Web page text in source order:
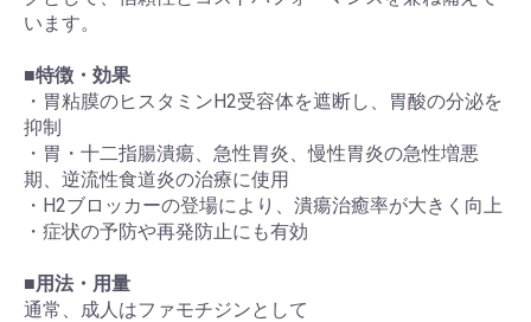
います。
■特徴・効果
・胃粘膜のヒスタミンH2受容体を遮断し、胃酸の分泌を
抑制
・胃・十二指腸潰瘍、急性胃炎、慢性胃炎の急性増悪
期、逆流性食道炎の治療に使用
・H2ブロッカーの登場により、潰瘍治癒率が大きく向上
・症状の予防や再発防止にも有効
■用法・用量
通常、成人はファモチジンとして